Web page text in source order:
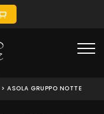
>ASOLA GRUPPO NOTTE